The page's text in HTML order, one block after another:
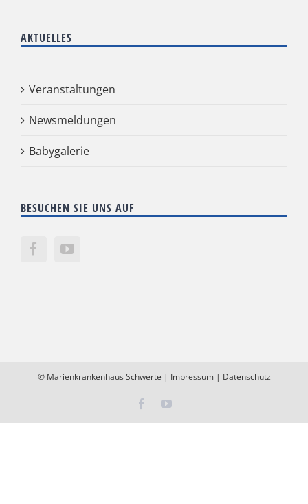
AKTUELLES
Veranstaltungen
Newsmeldungen
Babygalerie
BESUCHEN SIE UNS AUF
© Marienkrankenhaus Schwerte | Impressum| Datenschutz
FacebookYouTube